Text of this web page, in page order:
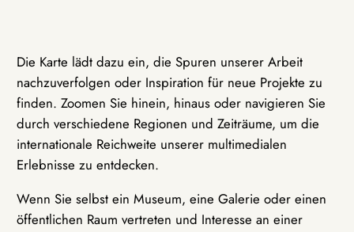
Die Karte lädt dazu ein, die Spuren unserer Arbeit
nachzuverfolgen oder Inspiration für neue Projekte zu
finden. Zoomen Sie hinein, hinaus oder navigieren Sie
durch verschiedene Regionen und Zeiträume, um die
internationale Reichweite unserer multimedialen
Erlebnisse zu entdecken.
Wenn Sie selbst ein Museum, eine Galerie oder einen
öffentlichen Raum vertreten und Interesse an einer